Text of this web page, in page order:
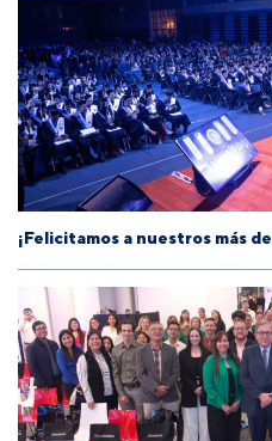
¡Felicitamos a nuestros más